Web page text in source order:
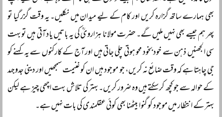
بھی ہمارے ساتھ گزارہ کریں اور کام کے لیے میدان میں نکلیں۔ یہ وقت گزر گیا تو
پھر ہم جیسے بھی نہیں ملیں گے۔ حضرت مولانا ہزارویؒ کی یہ باتیں یاد آتی ہیں تو بہت
سی الجھنیں ذہن سے خود بخود محو ہوتی چلی جاتی ہیں اور آج کے کارکنوں سے یہ کہنے کو
جی چاہتا ہے کہ وقت ضائع نہ کریں، جو موجود ہیں ان کو غنیمت سمجھیں اور دینی جدوجہد
کے حوالہ سے جو کچھ کر سکتے ہیں وہ ضرور کریں۔ بہتر کی تلاش بہت اچھی چیز ہے لیکن
بہتر کے انتظار میں موجود کو گنوا بیٹھنا بھی کوئی عقلمندی کی بات نہیں ہے۔